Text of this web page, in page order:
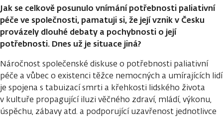
Jak se celkově posunulo vnímání potřebnosti paliativní
péče ve společnosti, pamatuji si, že její vznik v Česku
provázely dlouhé debaty a pochybnosti o její
potřebnosti. Dnes už je situace jiná?
Náročnost společenské diskuse o potřebnosti paliativní
péče a vůbec o existenci těžce nemocných a umírajících lidí
je spojena s tabuizací smrti a křehkosti lidského života
v kultuře propagující iluzi věčného zdraví, mládí, výkonu,
úspěchu, zábavy atd. a podporující uzavřenost jednotlivce